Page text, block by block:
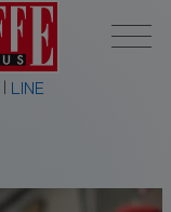
LINE